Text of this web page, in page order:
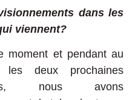
dans les
viennent?
moment et pendant au
les deux prochaines
nous avons